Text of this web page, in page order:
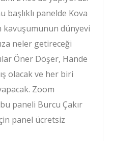
başlıklı panelde Kova
dünyevi
neler getireceği
Öner Döşer, Hande
olacak ve her biri
Zoom
paneli Burcu Çakır
panel ücretsiz